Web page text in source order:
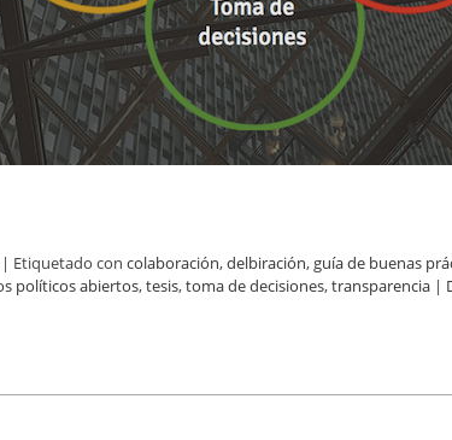
| Etiquetado con colaboración,delbiración,guía de buenas
políticos abiertos,tesis,toma de decisiones,transparencia |